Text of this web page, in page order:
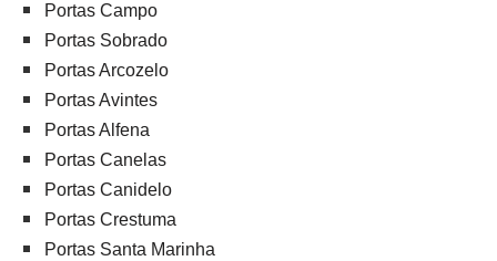
Portas Campo
Portas Sobrado
Portas Arcozelo
Portas Avintes
Portas Alfena
Portas Canelas
Portas Canidelo
Portas Crestuma
Portas Santa Marinha